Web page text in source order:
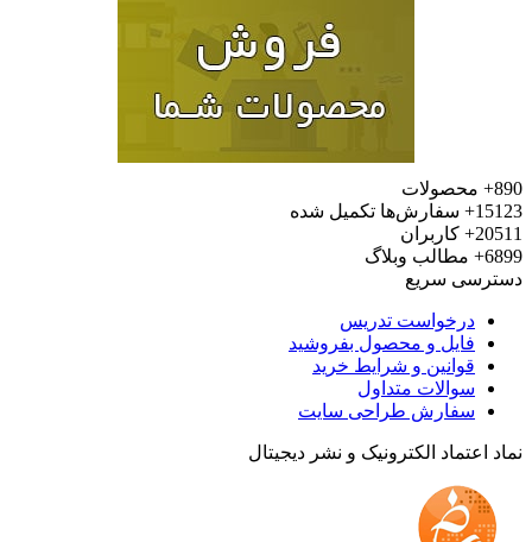
محصولات
سفارش‌ها تکمیل شده
کاربران
مطالب وبلاگ
سریع
درخواست تدریس
فایل و محصول بفروشید
قوانین و شرایط خرید
سوالات متداول
سفارش طراحی سایت
اعتماد الکترونیک و نشر دیجیتال